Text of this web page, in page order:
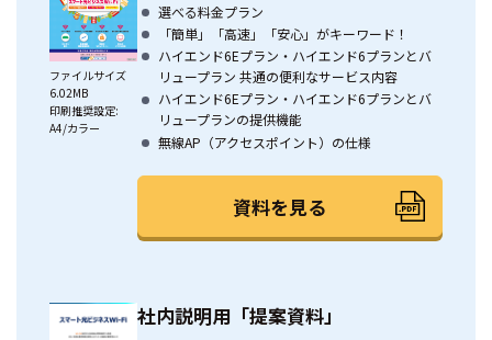
ファイルサイズ
6.02MB
印刷推奨設定:
A4/カラー
選べる料金プラン
「簡単」「高速」「安心」がキーワード！
ハイエンド6Eプラン・ハイエンド6プランとバ
リュープラン 共通の便利なサービス内容
ハイエンド6Eプラン・ハイエンド6プランとバ
リュープランの提供機能
無線AP（アクセスポイント）の仕様
資料を見る
社内説明用「提案資料」